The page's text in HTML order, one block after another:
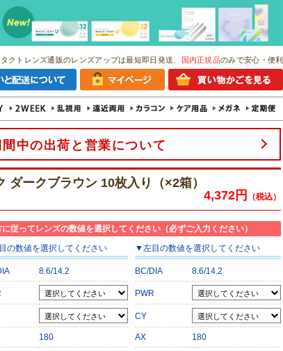
クトレンズ通販のレンズアップは最短即日発送、 国内正規品のみで安心・便利
中の出荷と営業について
ダークブラウン 10枚入り（×2箱）
4,372円
（税込）
に従ってレンズの数値を選択してください（必ずご入力ください）
の数値を選択してください
8.6/14.2
180
▼左目の数値を選択してください
BC/DIA 8.6/14.2
PWR
CY
AX 180